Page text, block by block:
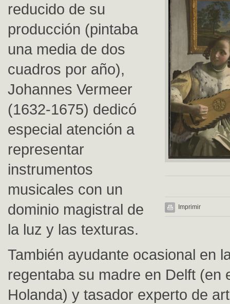
Imprimir
reducido de su
producción (pintaba
una media de dos
cuadros por año),
Johannes Vermeer
(1632-1675) dedicó
especial atención a
representar
instrumentos
musicales con un
dominio magistral de
la luz y las texturas.
También ayudante ocasional en
regentaba su madre en Delft (en
Holanda) y tasador experto de